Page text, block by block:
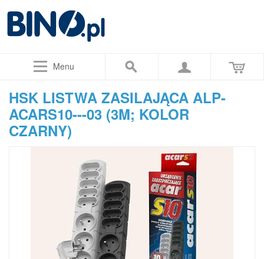
Menu
HSK LISTWA ZASILAJĄCA ALP-
ACARS10---03 (3M; KOLOR
CZARNY)